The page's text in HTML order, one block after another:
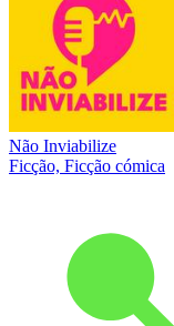
Não Inviabilize
Ficção, Ficção cómica